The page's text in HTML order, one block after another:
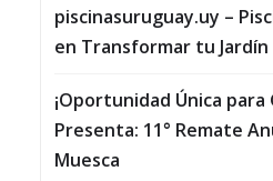
piscinasuruguay.uy –
en Transformar tu Jardín
¡Oportunidad Única para
Presenta: 11° Remate
Muesca